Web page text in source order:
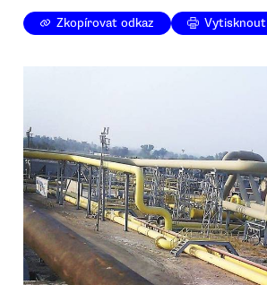
Zkopírovat odkaz Vytisknout